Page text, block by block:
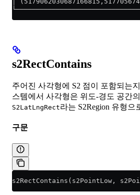
s2RectContains
주어진 사각형에 S2 점이 포함되는
스템에서 사각형은 위도-경도 공간
S2LatLngRect라는 S2Region 유형으
구문
s2RectContains(s2PointLow,